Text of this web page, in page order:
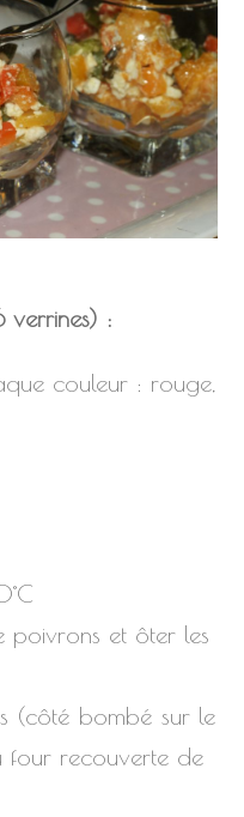
verrines) :
couleur : rouge,
poivrons et ôter les
(côté bombé sur le
four recouverte de